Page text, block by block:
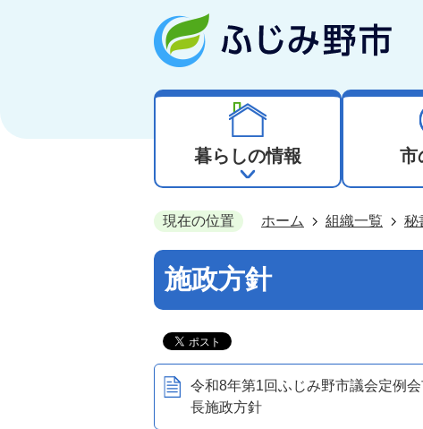
暮らしの情報 市
現在の位置 ホーム 組織一覧 秘
施政方針
令和8年第1回ふじみ野市議会定例
長施政方針